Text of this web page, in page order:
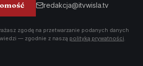
redakcja@itvwisla.tv
zgodę na przetwarzanie podanych danych
— zgodnie z naszą polityką prywatności.